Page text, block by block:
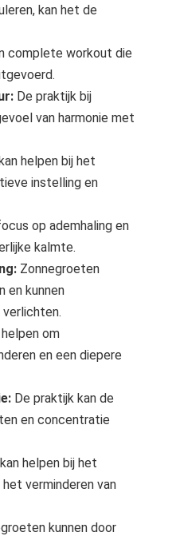
kan het de
complete workout die
De praktijk bij
van harmonie met
helpen bij het
instelling en
op ademhaling en
kalmte.
Zonnegroeten
en kunnen
om
en een diepere
De praktijk kan de
en concentratie
helpen bij het
verminderen van
kunnen door